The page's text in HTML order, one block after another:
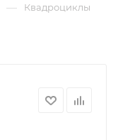
— Квадроциклы